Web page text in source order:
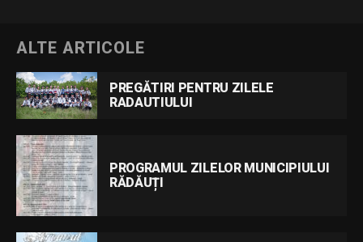
ALTE ARTICOLE
PREGĂTIRI PENTRU ZILELE
RADAUTIULUI
PROGRAMUL ZILELOR MUNICIPIULUI
RĂDĂUȚI